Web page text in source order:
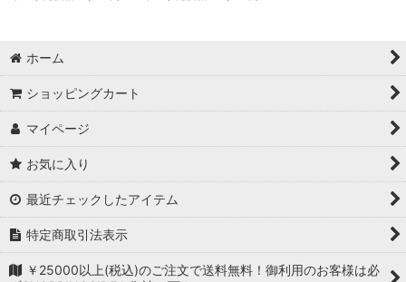
ホーム
ショッピングカート
マイページ
お気に入り
最近チェックしたアイテム
特定商取引法表示
￥25000以上(税込)のご注文で送料無料！御利用のお客様は必